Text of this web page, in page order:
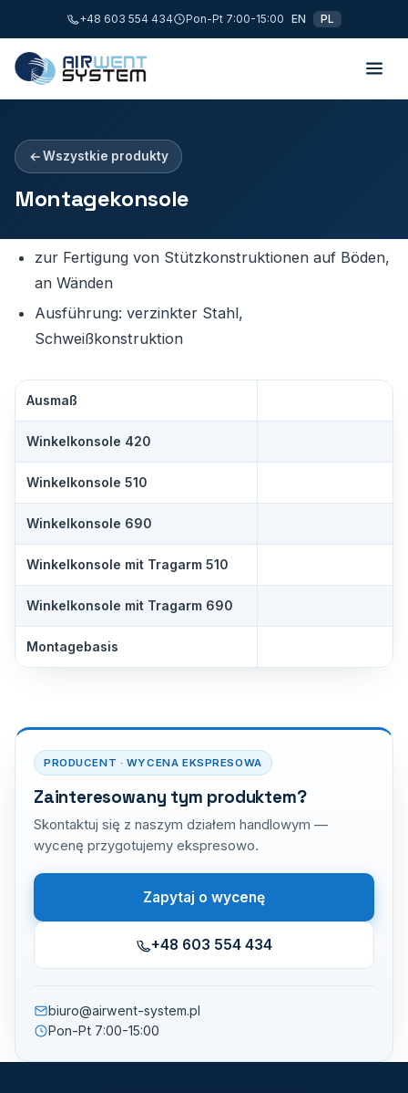
+48 603 554 434 Pon-Pt 7:00-15:00 EN PL
Wszystkie produkty
Montagekonsole
zur Fertigung von Stützkonstruktionen auf Böden,
an Wänden
Ausführung: verzinkter Stahl,
Schweißkonstruktion
Ausmaß
Winkelkonsole 420
Winkelkonsole 510
Winkelkonsole 690
Winkelkonsole mit Tragarm 510
Winkelkonsole mit Tragarm 690
Montagebasis
PRODUCENT · WYCENA EKSPRESOWA
Zainteresowany tym produktem?
Skontaktuj się z naszym działem handlowym —
wycenę przygotujemy ekspresowo.
Zapytaj o wycenę
+48 603 554 434
biuro@airwent-system.pl
Pon-Pt 7:00-15:00